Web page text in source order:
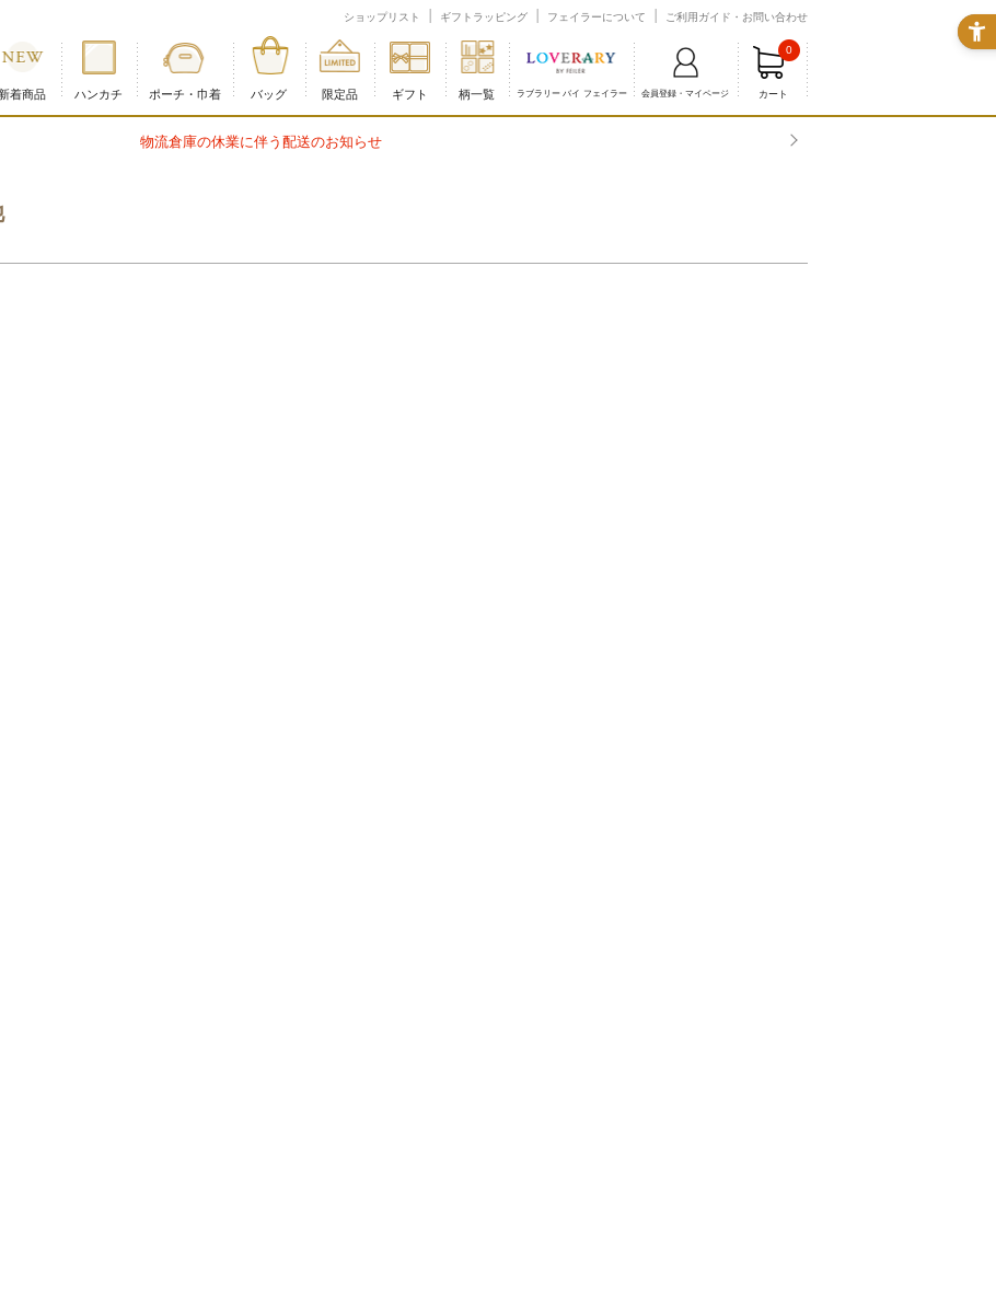
ショップリスト ギフトラッピング フェイラーについて ご利用ガイド・お問い合わせ
新着商品 ハンカチ ポーチ・巾着 バッグ 限定品 ギフト 柄一覧 ラブラリー バイ フェイラー 会員登録・マイページ カート
0
物流倉庫の休業に伴う配送のお知らせ